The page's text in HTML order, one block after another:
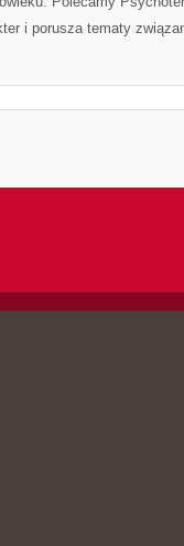
i porusza tematy